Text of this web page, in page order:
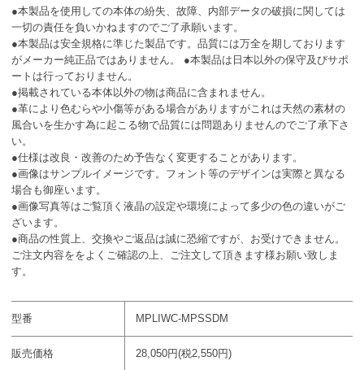
●本製品を使用しての本体の紛失、故障、内部データの破損に関しては
一切の責任を負いかねますのでご了承願います。
●本製品は安全規格に準じた製品です。品質には万全を期しております
がメーカー純正品ではありません。 ●本製品は日本以外の保守及びサポ
ートは行っておりません。
●掲載されている本体以外の物は商品に含まれません。
●革により色むらや小傷等がある場合がありますがこれは天然の素材の
風合いを生かす為に起こる物で品質には問題ありませんのでご了承下さ
い。
●仕様は改良・改善のため予告なく変更することがあります。
●画像はサンプルイメージです。フォント等のデザインは実際と異なる
場合も御座います。
●画像写真等はご覧頂く液晶の設定や環境によって多少の色の違いがご
ざいます。
●商品の性質上、交換やご返品は誠に恐縮ですが、お受けできません。
ご注文内容ををよくご確認の上、ご注文して頂きます様お願い致しま
す。
型番 MPLIWC-MPSSDM
販売価格 28,050円(税2,550円)